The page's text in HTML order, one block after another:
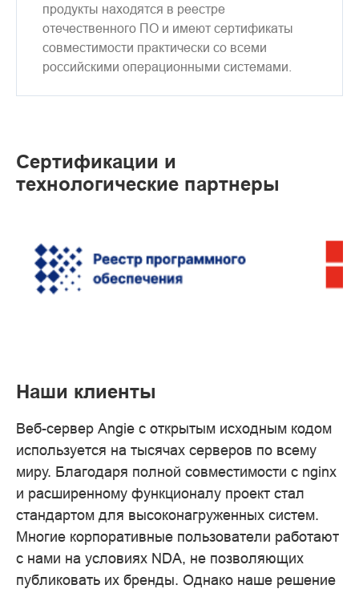
продукты находятся в реестре
отечественного ПО и имеют сертификаты
совместимости практически со всеми
российскими операционными системами.
Сертификации и
технологические партнеры
Наши клиенты
Веб-сервер Angie с открытым исходным кодом
используется на тысячах серверов по всему
миру. Благодаря полной совместимости с nginx
и расширенному функционалу проект стал
стандартом для высоконагруженных систем.
Многие корпоративные пользователи работают
с нами на условиях NDA, не позволяющих
публиковать их бренды. Однако наше решение